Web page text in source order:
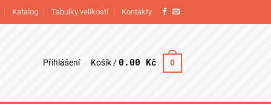
Katalog Tabulky velikostí Kontakty
Přihlášení Košík / 0.00 Kč 0